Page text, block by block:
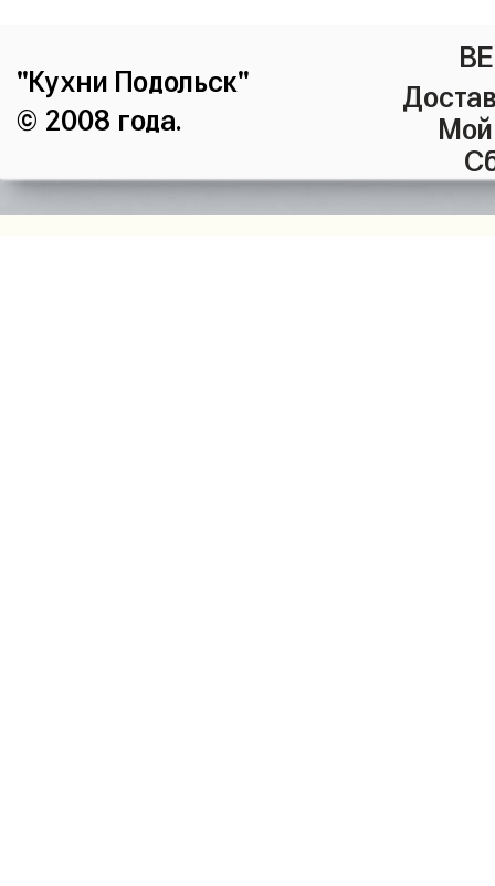
"Кухни Подольск"
© 2008 года.